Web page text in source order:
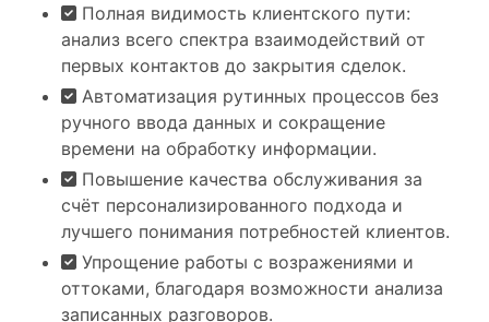
Полная видимость клиентского пути:
анализ всего спектра взаимодействий от
первых контактов до закрытия сделок.
Автоматизация рутинных процессов без
ручного ввода данных и сокращение
времени на обработку информации.
Повышение качества обслуживания за
счёт персонализированного подхода и
лучшего понимания потребностей клиентов.
Упрощение работы с возражениями и
оттоками, благодаря возможности анализа
записанных разговоров.